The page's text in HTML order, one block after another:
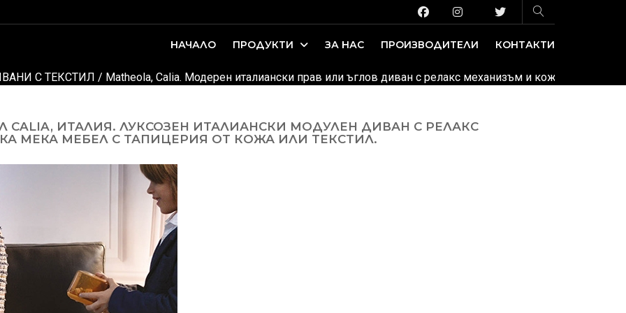
НАЧАЛО ПРОДУКТИ ЗА НАС ПРОИЗВОДИТЕЛИ КОНТАКТИ
С ТЕКСТИЛ / Matheola, Calia. Модерен италиански прав или ъглов диван с релакс механизъм и кожена или
CALIA, ИТАЛИЯ. ЛУКСОЗЕН ИТАЛИАНСКИ МОДУЛЕН ДИВАН С РЕЛАКС
МЕКА МЕБЕЛ С ТАПИЦЕРИЯ ОТ КОЖА ИЛИ ТЕКСТИЛ.